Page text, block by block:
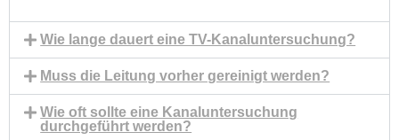
Wie lange dauert eine TV-Kanaluntersuchung?
Muss die Leitung vorher gereinigt werden?
Wie oft sollte eine Kanaluntersuchung
durchgeführt werden?